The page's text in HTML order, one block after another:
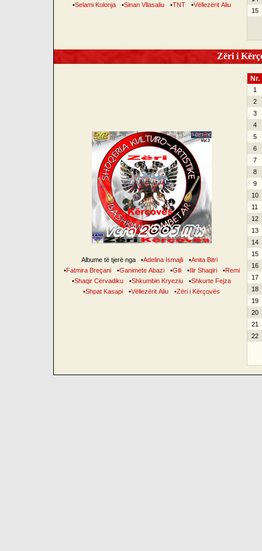
•Selami Kolonja •Sinan Vllasaliu •TNT •Vëllezërit Aliu
15
Zëri i
Albume të tjerë nga •Adelina Ismajli •Anita Bitri
•Fatmira Breçani •Ganimete Abazi •Gili •Ilir Shaqiri •Remi
•Shaqir Cërvadiku •Shkumbin Kryeziu •Shkurte Fejza
•Shpat Kasapi •Vëllezërit Aliu •Zëri i Kërçovës
Nr.
1
2
3
4
5
6
7
8
9
10
11
12
13
14
15
16
17
18
19
20
21
22